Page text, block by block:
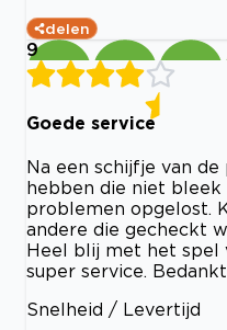
delen
9
Goede service
Na een schijfje van
hebben die niet
problemen opgelost.
andere die gecheckt
Heel blij met het spel
super service. Bedankt
Snelheid / Levertijd